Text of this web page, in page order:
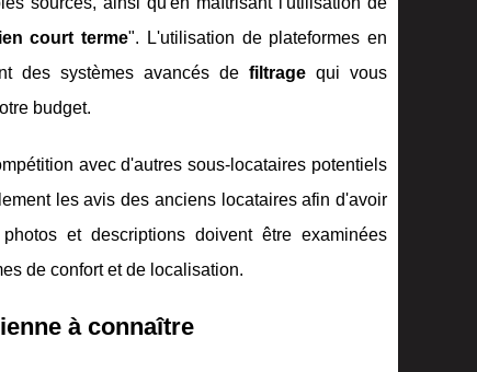
court terme". L'utilisation de plateformes en
des systèmes avancés de filtrage qui vous
budget.
avec d'autres sous-locataires potentiels
les avis des anciens locataires afin d'avoir
et descriptions doivent être examinées
de confort et de localisation.
à connaître